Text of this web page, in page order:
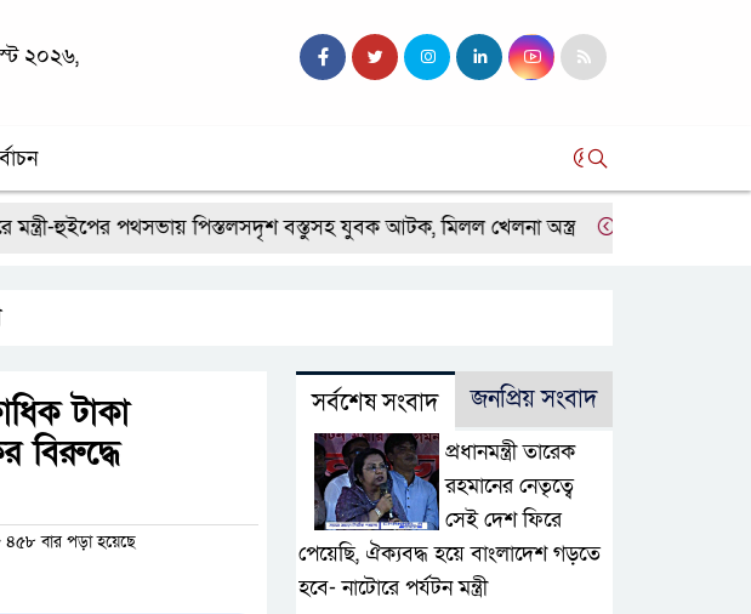
২০২৬,
হুইপের পথসভায় পিস্তলসদৃশ বস্তুসহ যুবক আটক, মিলল খেলনা অস্ত্র নাটোরে আবাসন ও
টাকা
বিরুদ্ধে
৪৫৮ বার পড়া হয়েছে
সর্বশেষ সংবাদ জনপ্রিয় সংবাদ
প্রধানমন্ত্রী তারেক
রহমানের নেতৃত্বে
সেই দেশ ফিরে
পেয়েছি, ঐক্যবদ্ধ হয়ে বাংলাদেশ গড়তে
হবে- নাটোরে পর্যটন মন্ত্রী